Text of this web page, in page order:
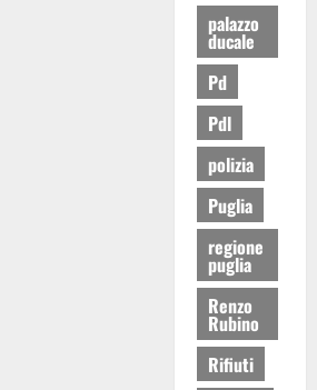
palazzo
ducale
Pd
Pdl
polizia
Puglia
regione
puglia
Renzo
Rubino
Rifiuti